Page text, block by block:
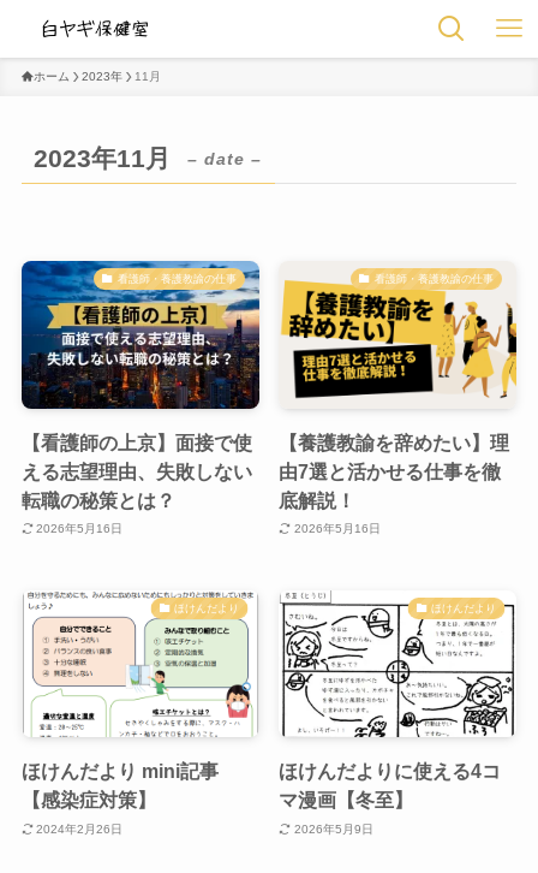
ホーム 2023年 11月
2023年11月 – date –
看護師・養護教諭の仕事
【看護師の上京】面接で使
える志望理由、失敗しない
転職の秘策とは？
2026年5月16日
看護師・養護教諭の仕事
【養護教諭を辞めたい】理
由7選と活かせる仕事を徹
底解説！
2026年5月16日
ほけんだより
ほけんだより mini記事
【感染症対策】
2024年2月26日
ほけんだより
ほけんだよりに使える4コ
マ漫画【冬至】
2026年5月9日